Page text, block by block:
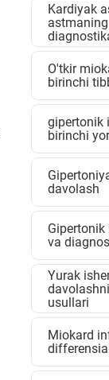
Kardiyak
O'tkir
birinchi
gipertonik
birinchi
davolash
va
Yurak
usullari
Miokard